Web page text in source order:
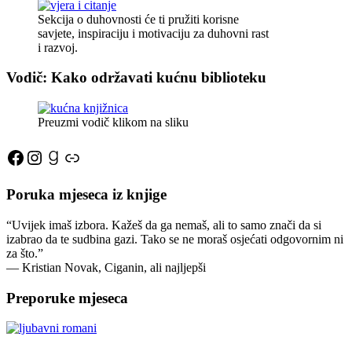
Sekcija o duhovnosti će ti pružiti korisne
savjete, inspiraciju i motivaciju za duhovni rast
i razvoj.
Vodič: Kako održavati kućnu biblioteku
Preuzmi vodič klikom na sliku
Facebook
Instagram
Goodreads
Link
Poruka mjeseca iz knjige
“Uvijek imaš izbora. Kažeš da ga nemaš, ali to samo znači da si
izabrao da te sudbina gazi. Tako se ne moraš osjećati odgovornim ni
za što.”
― Kristian Novak, Ciganin, ali najljepši
Preporuke mjeseca